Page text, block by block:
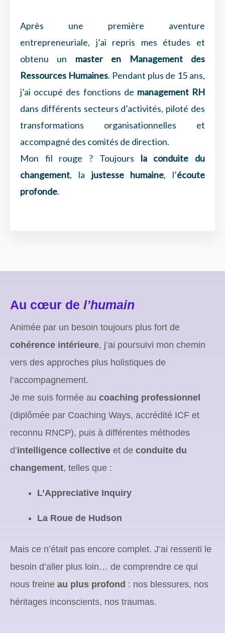
Après une première aventure
entrepreneuriale, j’ai repris mes études et
obtenu un master en Management des
Ressources Humaines. Pendant plus de 15 ans,
j’ai occupé des fonctions de management RH
dans différents secteurs d’activités, piloté des
transformations organisationnelles et
accompagné des comités de direction.
Mon fil rouge ? Toujours la conduite du
changement, la justesse humaine, l’écoute
profonde.
Au cœur de l’humain
Animée par un besoin toujours plus fort de
cohérence intérieure, j’ai poursuivi mon chemin
vers des approches plus holistiques de
l’accompagnement.
Je me suis formée au coaching professionnel
(diplômée par Coaching Ways, accrédité ICF et
reconnu RNCP), puis à différentes méthodes
d’intelligence collective et de conduite du
changement, telles que :
L’Appreciative Inquiry
La Roue de Hudson
Mais ce n’était pas encore complet. J’ai ressenti le
besoin d’aller plus loin… de comprendre ce qui
nous freine au plus profond : nos blessures, nos
héritages inconscients, nos traumas.